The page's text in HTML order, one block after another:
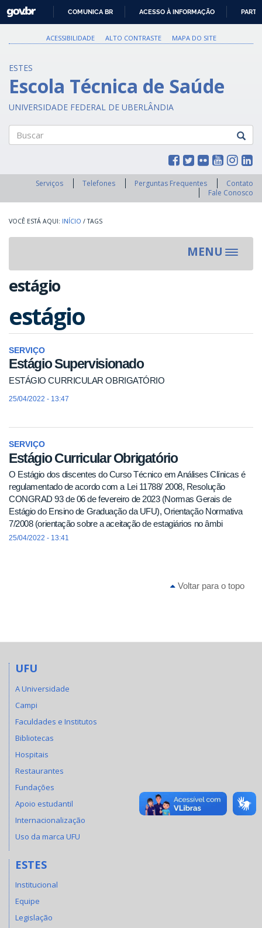
PARA
O
GOVBR
COMUNICA BR ACESSO À INFORMAÇÃO
ACESSIBILIDADE ALTO CONTRASTE MAPA DO SITE
ESTES
Escola Técnica de Saúde
UNIVERSIDADE FEDERAL DE UBERLÂNDIA
Serviços Telefones Perguntas Frequentes
Contato
Fale Conosco
INÍCIO / TAGS
MENU
Toggle
estágio
estágio
SERVIÇO
Estágio Supervisionado
ESTÁGIO CURRICULAR OBRIGATÓRIO
25/04/2022 - 13:47
SERVIÇO
Estágio Curricular Obrigatório
O Estágio dos discentes do Curso Técnico em Análises Clínicas é
regulamentado de acordo com a Lei 11788/ 2008, Resolução
CONGRAD 93 de 06 de fevereiro de 2023 (Normas Gerais de
Estágio do Ensino de Graduação da UFU), Orientação Normativa
7/2008 (orientação sobre a aceitação de estagiários no âmbi
25/04/2022 - 13:41
Voltar para o topo
UFU
A Universidade
Campi
Faculdades e Institutos
Bibliotecas
Hospitais
Restaurantes
Fundações
Apoio estudantil
Internacionalização
Uso da marca UFU
ESTES
Institucional
Equipe
Legislação